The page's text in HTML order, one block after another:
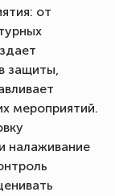
от
защиты,
мероприятий.
налаживание